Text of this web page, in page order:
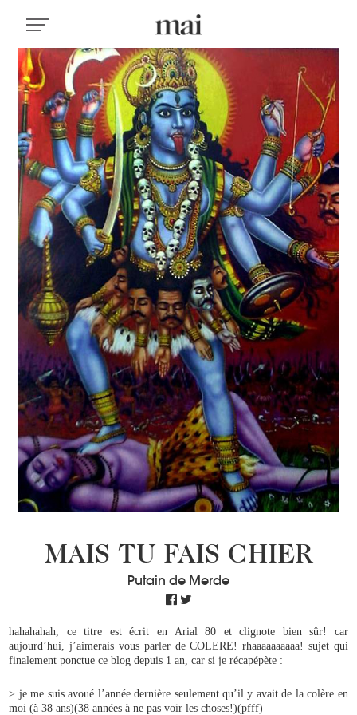
MAIS TU FAIS CHIER
Putain de Merde
hahahahah, ce titre est écrit en Arial 80 et clignote bien sûr! car
aujourd’hui, j’aimerais vous parler de COLERE! rhaaaaaaaaaa! sujet qui
finalement ponctue ce blog depuis 1 an, car si je récapépète :
> je me suis avoué l’année dernière seulement qu’il y avait de la colère en
moi (à 38 ans)(38 années à ne pas voir les choses!)(pfff)